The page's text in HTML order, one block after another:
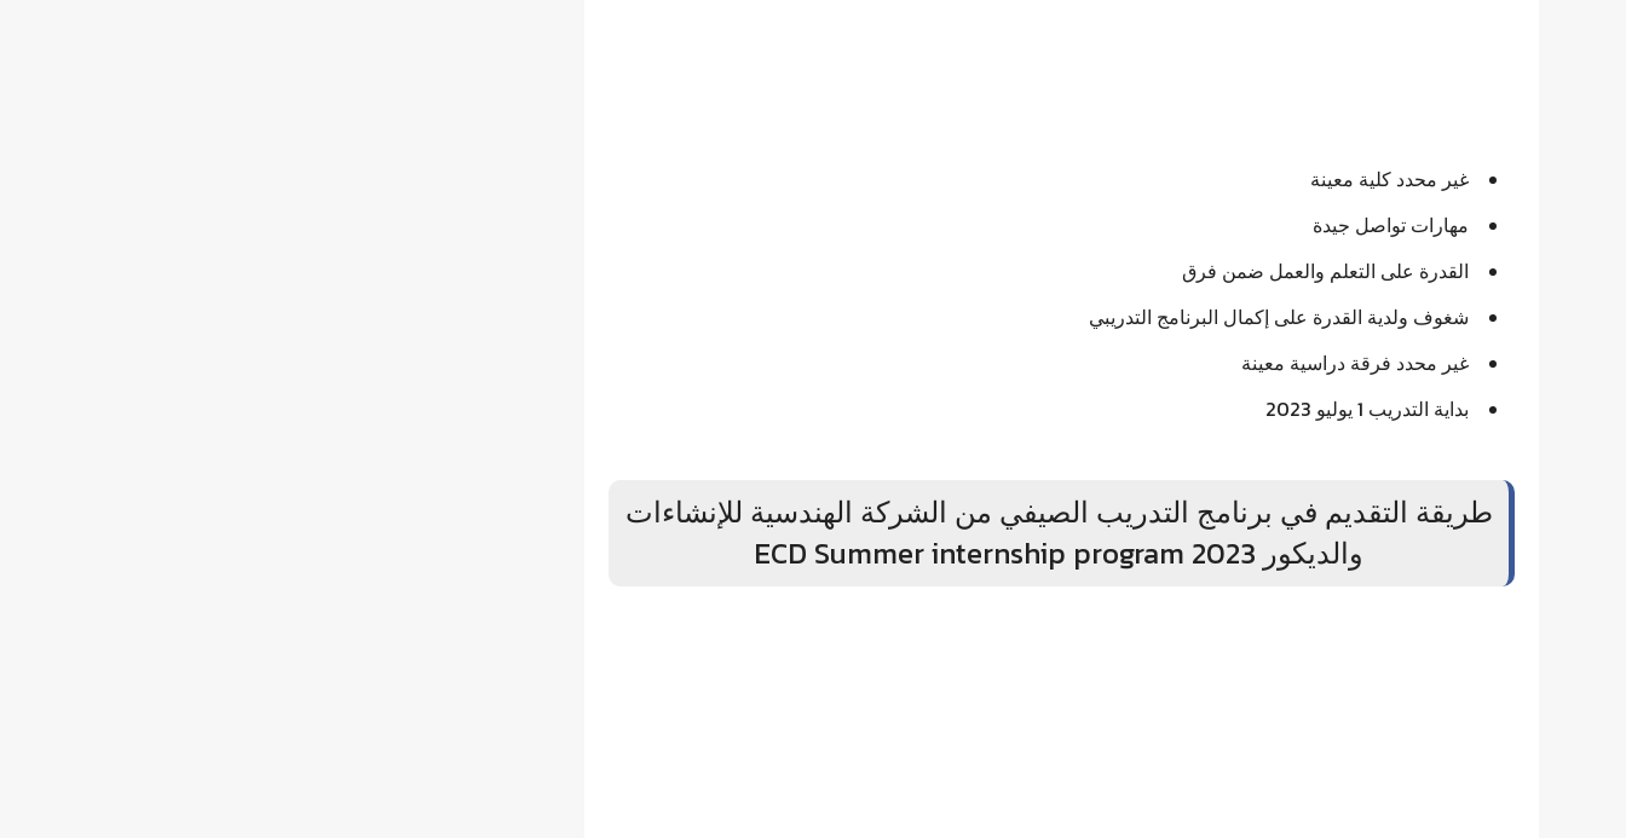
غير محدد كلية معينة
مهارات تواصل جيدة
القدرة على التعلم والعمل ضمن فرق
شغوف ولدية القدرة على إكمال البرنامج التدريبي
غير محدد فرقة دراسية معينة
بداية التدريب 1 يوليو 2023
طريقة التقديم في برنامج التدريب الصيفي من الشركة الهندسية للإنشاءات
والديكور ECD Summer internship program 2023